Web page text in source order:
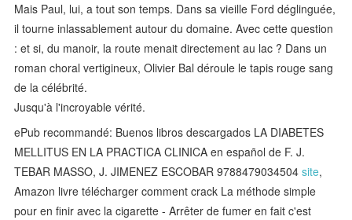
Mais Paul, lui, a tout son temps. Dans sa vieille Ford déglinguée,
il tourne inlassablement autour du domaine. Avec cette question
: et si, du manoir, la route menait directement au lac ? Dans un
roman choral vertigineux, Olivier Bal déroule le tapis rouge sang
de la célébrité.
Jusqu'à l'incroyable vérité.
ePub recommandé: Buenos libros descargados LA DIABETES
MELLITUS EN LA PRACTICA CLINICA en español de F. J.
TEBAR MASSO, J. JIMENEZ ESCOBAR 9788479034504site,
Amazon livre télécharger comment crack La méthode simple
pour en finir avec la cigarette - Arrêter de fumer en fait c'est